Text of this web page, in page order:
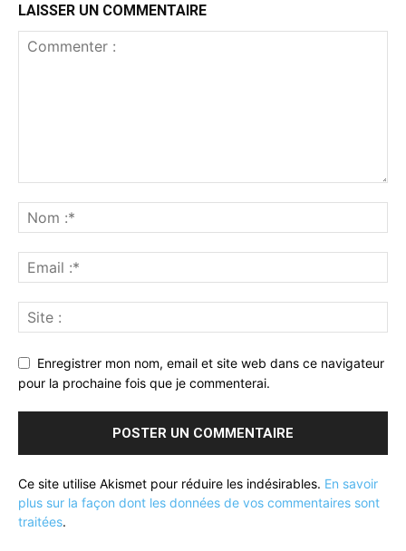
LAISSER UN COMMENTAIRE
Enregistrer mon nom, email et site web dans ce navigateur
pour la prochaine fois que je commenterai.
Ce site utilise Akismet pour réduire les indésirables. En savoir
plus sur la façon dont les données de vos commentaires sont
traitées.